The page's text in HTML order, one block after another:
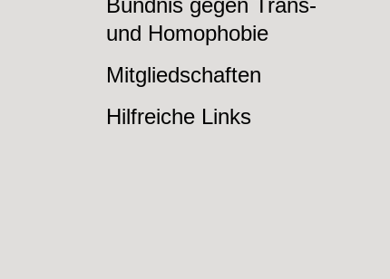
Bündnis gegen Trans-
und Homophobie
Mitgliedschaften
Hilfreiche Links